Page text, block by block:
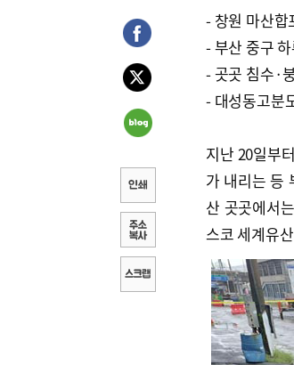
- 창원 마산
- 부산 중구
- 곳곳 침수·
- 대성동고분
지난 20일부
가 내리는 등
산 곳곳에서
스코 세계유